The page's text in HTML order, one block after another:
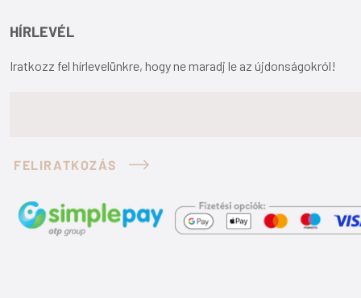
HÍRLEVÉL
Iratkozz fel hírlevelünkre, hogy ne maradj le az újdonságokról!
FELIRATKOZÁS